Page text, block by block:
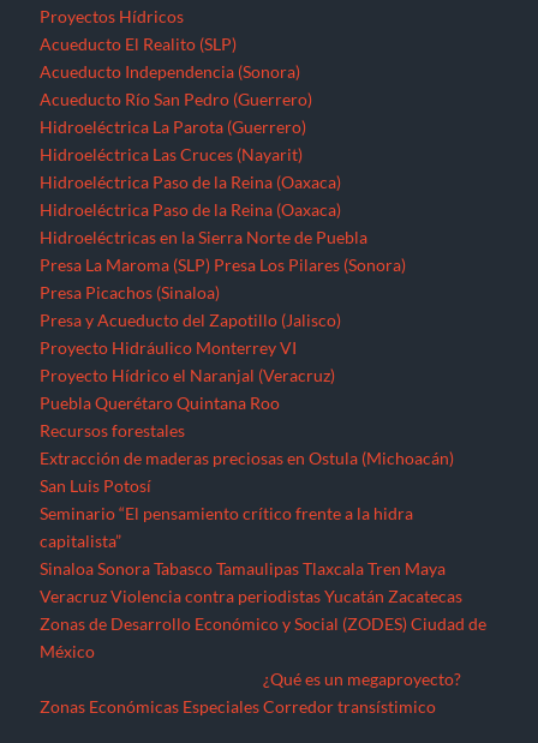
Proyectos Hídricos
Acueducto El Realito (SLP)
Acueducto Independencia (Sonora)
Acueducto Río San Pedro (Guerrero)
Hidroeléctrica La Parota (Guerrero)
Hidroeléctrica Las Cruces (Nayarit)
Hidroeléctrica Paso de la Reina (Oaxaca)
Hidroeléctrica Paso de la Reina (Oaxaca)
Hidroeléctricas en la Sierra Norte de Puebla
Presa La Maroma (SLP) Presa Los Pilares (Sonora)
Presa Picachos (Sinaloa)
Presa y Acueducto del Zapotillo (Jalisco)
Proyecto Hidráulico Monterrey VI
Proyecto Hídrico el Naranjal (Veracruz)
Puebla Querétaro Quintana Roo
Recursos forestales
Extracción de maderas preciosas en Ostula (Michoacán)
San Luis Potosí
Seminario “El pensamiento crítico frente a la hidra
capitalista”
Sinaloa Sonora Tabasco Tamaulipas Tlaxcala Tren Maya
Veracruz Violencia contra periodistas Yucatán Zacatecas
Zonas de Desarrollo Económico y Social (ZODES) Ciudad de
México
Zonas Económicas Especiales
¿Qué es un megaproyecto?
Corredor transístimico